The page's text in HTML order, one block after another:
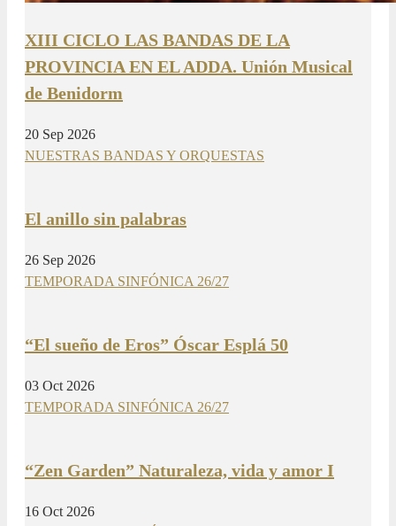
XIII CICLO LAS BANDAS DE LA
PROVINCIA EN EL ADDA. Unión Musical
de Benidorm
20 Sep 2026
NUESTRAS BANDAS Y ORQUESTAS
El anillo sin palabras
26 Sep 2026
TEMPORADA SINFÓNICA 26/27
“El sueño de Eros” Óscar Esplá 50
03 Oct 2026
TEMPORADA SINFÓNICA 26/27
“Zen Garden” Naturaleza, vida y amor I
16 Oct 2026